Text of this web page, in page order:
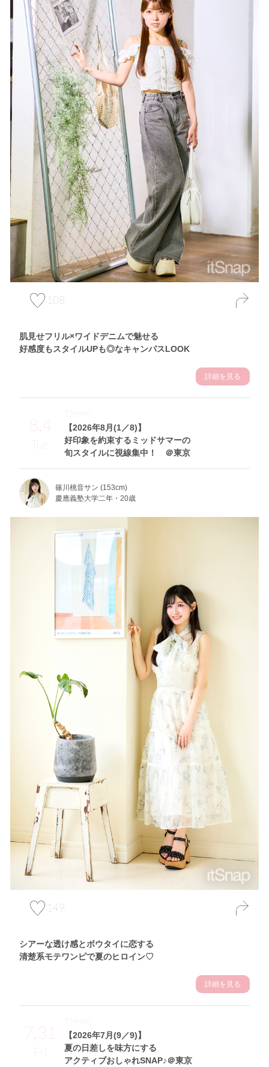
108
肌見せフリル×ワイドデニムで魅せる
好感度もスタイルUPも◎なキャンパスLOOK
詳細を見る
8.4
Tue
【2026年8月(1／8)】
好印象を約束するミッドサマーの
旬スタイルに視線集中！ ＠東京
Theme
篠川桃音サン (153cm)
慶應義塾大学二年・20歳
149
シアーな透け感とボウタイに恋する
清楚系モテワンピで夏のヒロイン♡
詳細を見る
7.31
Fri
【2026年7月(9／9)】
夏の日差しを味方にする
アクティブおしゃれSNAP♪＠東京
Theme